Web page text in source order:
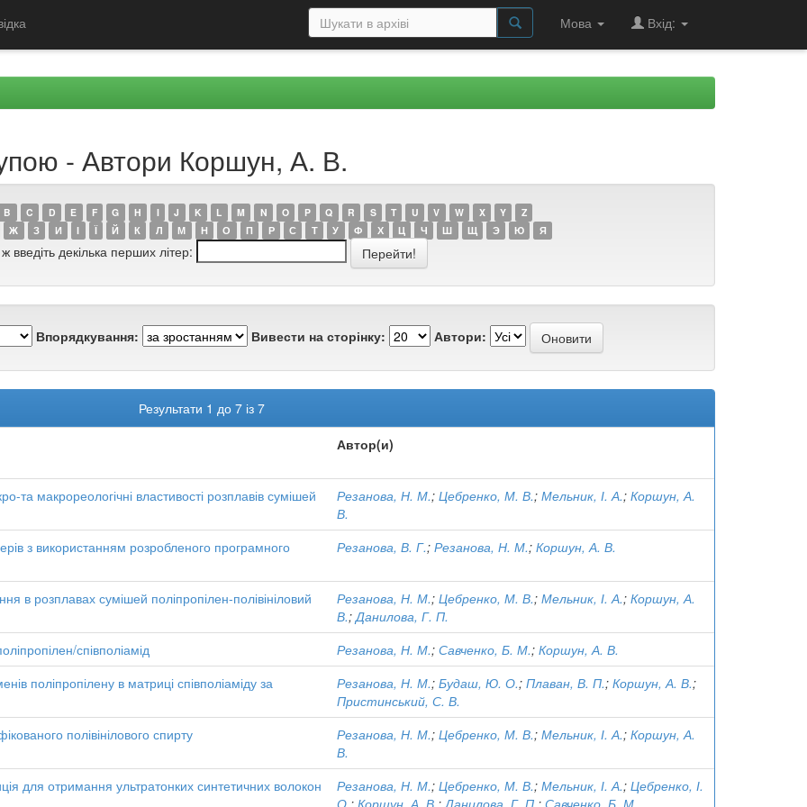
Мова Вхід:
- Автори Коршун, А. В.
B C D E F G H I J K L M N O P Q R S T U V W X Y
Z
Ж З И І Ї Й К Л М Н О П Р С Т У Ф Х Ц Ч Ш Щ Э Ю Я
введіть декілька перших літер:
Впорядкування: Вивести на сторінку: Автори:
Результати 1 до 7 із 7
Автор(и)
та макрореологічні властивості розплавів сумішей
Резанова, Н. М.; Цебренко, М. В.; Мельник, І. А.; Коршун, А.
В.
з використанням розробленого програмного
Резанова, В. Г.; Резанова, Н. М.; Коршун, А. В.
в розплавах сумішей поліпропілен-полівініловий
Резанова, Н. М.; Цебренко, М. В.; Мельник, І. А.; Коршун, А.
В.;Данилова, Г. П.
співполіамід Резанова, Н. М.; Савченко, Б. М.; Коршун, А. В.
поліпропілену в матриці співполіаміду за
Резанова, Н. М.; Будаш, Ю. О.; Плаван, В. П.; Коршун, А. В.;
Пристинський, С. В.
полівінілового спирту Резанова, Н. М.; Цебренко, М. В.; Мельник, І. А.; Коршун, А.
В.
для отримання ультратонких синтетичних волокон Резанова, Н. М.; Цебренко, М. В.; Мельник, І. А.; Цебренко, І.
О. ; Коршун, А. В. ; Данилова, Г. П. ; Савченко, Б. М.